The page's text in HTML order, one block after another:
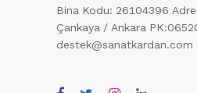
Bina Kodu: 26104396
Çankaya / Ankara
destek@sanatkardan.com